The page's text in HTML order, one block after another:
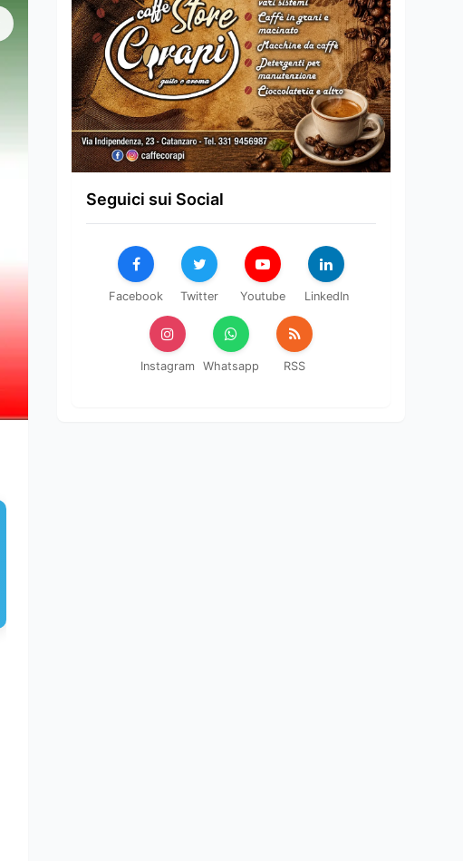
Seguici sui Social
Facebook Twitter Youtube LinkedIn
Instagram Whatsapp RSS